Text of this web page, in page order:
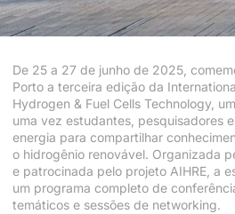
De 25 a 27 de junho de 2025,
Porto a terceira edição da
Hydrogen & Fuel Cells Technology,
uma vez estudantes, pesquisadores
energia para compartilhar
o hidrogênio renovável. Organizada
e patrocinada pelo projeto AIHRE, a
um programa completo de
temáticos e sessões de networking.